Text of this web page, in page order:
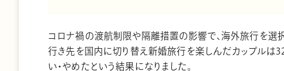
コロナ禍の渡航制限や隔離措置の影響で、海外旅行を選
行き先を国内に切り替え新婚旅行を楽しんだカップルは
い・やめたという結果になりました。